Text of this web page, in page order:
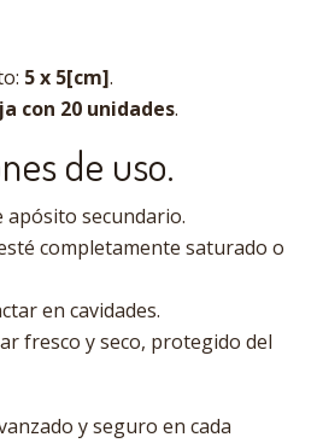
5 x 5[cm].
con 20 unidades.
de uso.
apósito secundario.
completamente saturado o
en cavidades.
fresco y seco, protegido del
y seguro en cada